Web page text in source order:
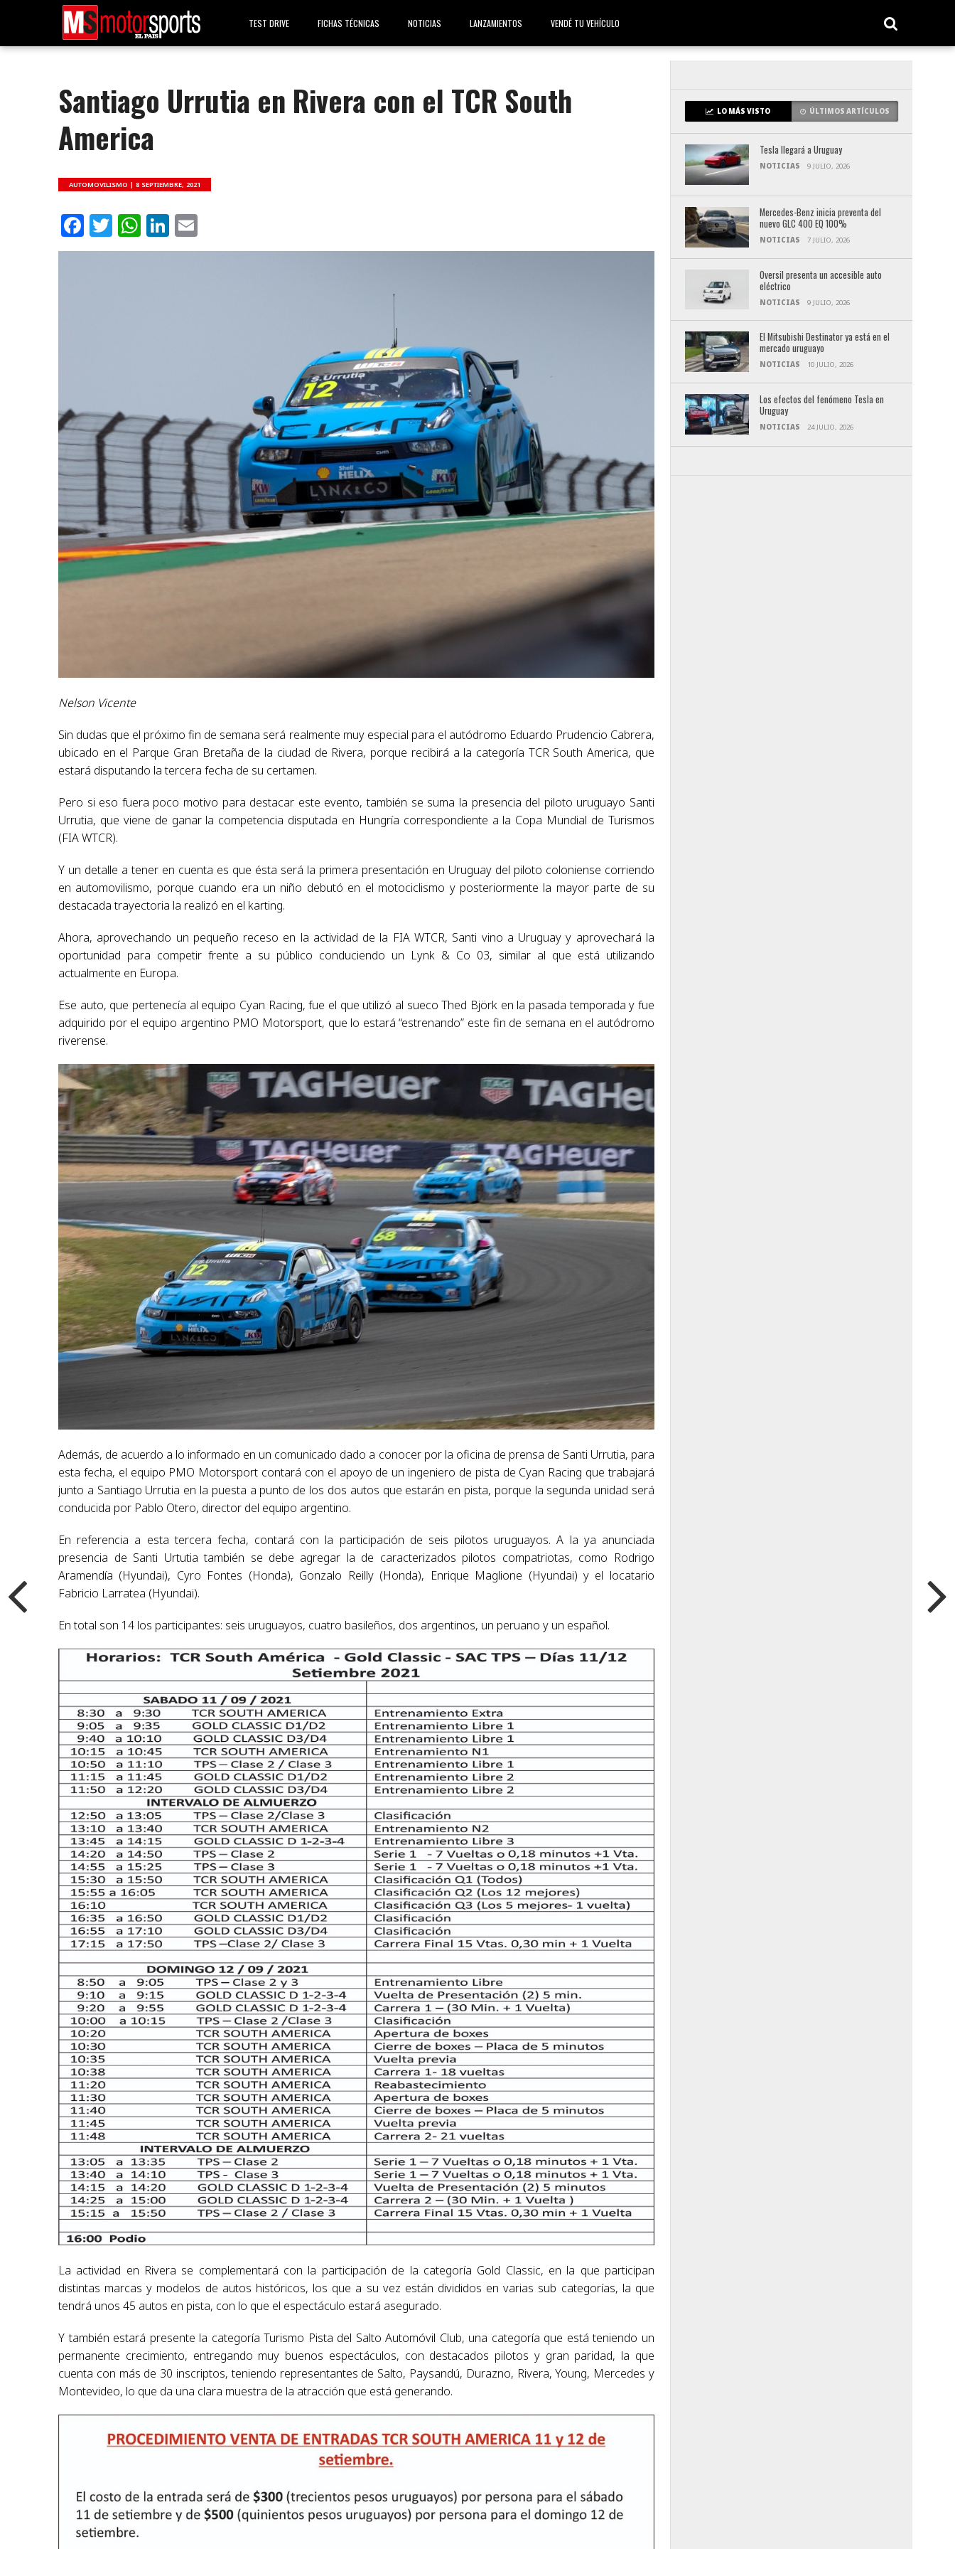
TEST DRIVE FICHAS TÉCNICAS NOTICIAS LANZAMIENTOS VENDÉ TU VEHÍCULO
Santiago Urrutia en Rivera con el TCR South
America
AUTOMOVILISMO |8 SEPTIEMBRE, 2021
Facebook
Twitter
WhatsApp
LinkedIn
Nelson Vicente
Sin dudas que el próximo fin de semana será realmente muy especial para el autódromo Eduardo Prudencio Cabrera,
ubicado en el Parque Gran Bretaña de la ciudad de Rivera, porque recibirá a la categoría TCR South America, que
estará disputando la tercera fecha de su certamen.
Pero si eso fuera poco motivo para destacar este evento, también se suma la presencia del piloto uruguayo Santi
Urrutia, que viene de ganar la competencia disputada en Hungría correspondiente a la Copa Mundial de Turismos
(FIA WTCR).
Y un detalle a tener en cuenta es que ésta será la primera presentación en Uruguay del piloto coloniense corriendo
en automovilismo, porque cuando era un niño debutó en el motociclismo y posteriormente la mayor parte de su
destacada trayectoria la realizó en el karting.
Ahora, aprovechando un pequeño receso en la actividad de la FIA WTCR, Santi vino a Uruguay y aprovechará la
oportunidad para competir frente a su público conduciendo un Lynk & Co 03, similar al que está utilizando
actualmente en Europa.
Ese auto, que pertenecía al equipo Cyan Racing, fue el que utilizó al sueco Thed Björk en la pasada temporada y fue
adquirido por el equipo argentino PMO Motorsport, que lo estará “estrenando” este fin de semana en el autódromo
riverense.
Además, de acuerdo a lo informado en un comunicado dado a conocer por la oficina de prensa de Santi Urrutia, para
esta fecha, el equipo PMO Motorsport contará con el apoyo de un ingeniero de pista de Cyan Racing que trabajará
junto a Santiago Urrutia en la puesta a punto de los dos autos que estarán en pista, porque la segunda unidad será
conducida por Pablo Otero, director del equipo argentino.
En referencia a esta tercera fecha, contará con la participación de seis pilotos uruguayos. A la ya anunciada
presencia de Santi Urtutia también se debe agregar la de caracterizados pilotos compatriotas, como Rodrigo
Aramendía (Hyundai), Cyro Fontes (Honda), Gonzalo Reilly (Honda), Enrique Maglione (Hyundai) y el locatario
Fabricio Larratea (Hyundai).
En total son 14 los participantes: seis uruguayos, cuatro basileños, dos argentinos, un peruano y un español.
La actividad en Rivera se complementará con la participación de la categoría Gold Classic, en la que participan
distintas marcas y modelos de autos históricos, los que a su vez están divididos en varias sub categorías, la que
tendrá unos 45 autos en pista, con lo que el espectáculo estará asegurado.
Y también estará presente la categoría Turismo Pista del Salto Automóvil Club, una categoría que está teniendo un
permanente crecimiento, entregando muy buenos espectáculos, con destacados pilotos y gran paridad, la que
cuenta con más de 30 inscriptos, teniendo representantes de Salto, Paysandú, Durazno, Rivera, Young, Mercedes y
Montevideo, lo que da una clara muestra de la atracción que está generando.
LO MÁS VISTO ÚLTIMOS ARTÍCULOS
Tesla llegará a Uruguay
NOTICIAS 9 JULIO, 2026
Mercedes-Benz inicia preventa del
nuevo GLC 400 EQ 100%
NOTICIAS 7 JULIO, 2026
Oversil presenta un accesible auto
eléctrico
NOTICIAS 9 JULIO, 2026
El Mitsubishi Destinator ya está en el
mercado uruguayo
NOTICIAS 10 JULIO, 2026
Los efectos del fenómeno Tesla en
Uruguay
NOTICIAS 24 JULIO, 2026